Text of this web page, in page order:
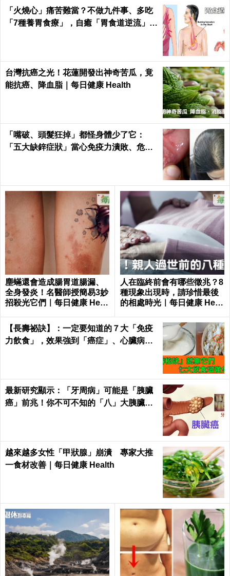
「火燒心」痛苦難當？不做九件事、多吃
「7種養胃食療」，自癒「胃食道逆流」不
台灣抗癌之光！花蓮開發出神奇苦瓜，竟
能抗癌、降血脂｜每日健康 Health
「嘴破、頭髮狂掉」都怪身體少了它：
「五大缺鋅症狀」當心免疫力潰敗、危機
塵蟎還會造成腸胃道腸漏、
全身發炎！名醫師授簡易3妙
招殺光它們｜每日健康 Healt
人在臨終前會有哪些徵兆？8
種現象出現時，請珍惜最後
的相處時光｜每日健康 Healt
【長壽祕訣】：一定要知道的７大「免疫
力飲食」，效果強到「癌症」、心臟病、
最新研究顯示：「牙周病」可能是「胰臟
癌」前兆！你不可不知的「八」大胰臟癌
越來越多女性「甲狀腺」崩潰 專家大推
一食材改善｜每日健康 Health